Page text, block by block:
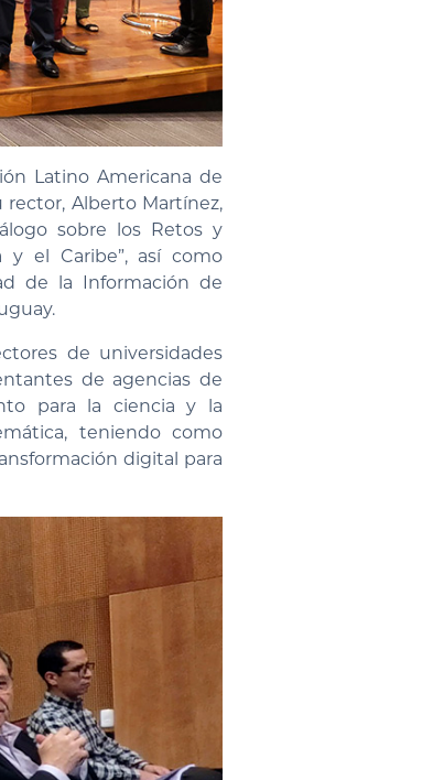
Latino Americana de
rector, Alberto Martínez,
sobre los Retos y
y el Caribe”, así como
de la Información de
de universidades
de agencias de
para la ciencia y la
teniendo como
digital para